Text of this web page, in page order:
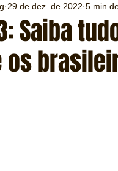
Transporte Trens e
Testes e Comparativos
Saiba
29 de dez. de 2022 5 min